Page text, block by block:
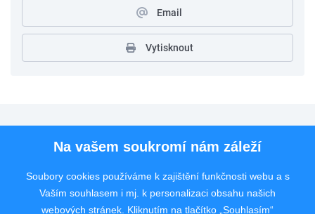
Email
Vytisknout
Pro uchazeče
Rychlý kontakt
Na vašem soukromí nám záleží
Soubory cookies používáme k zajištění funkčnosti webu a s
Vaším souhlasem i mj. k personalizaci obsahu našich
webových stránek. Kliknutím na tlačítko „Souhlasím“